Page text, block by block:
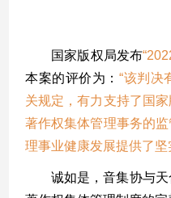
国家版权局发布
本案的评价为： “该判决
关规定，有力支持了国
著作权集体管理事务的
理事业健康发展提供了坚
诚如是，音集协与